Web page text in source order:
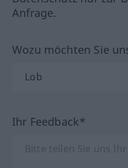
Anfrage.
Wozu möchten Sie
Ihr Feedback*